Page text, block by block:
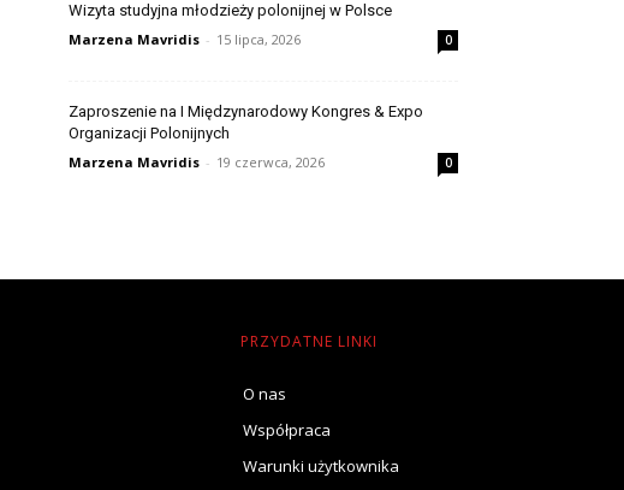
Wizyta studyjna młodzieży polonijnej w Polsce
Marzena Mavridis - 15 lipca, 2026 0
Zaproszenie na I Międzynarodowy Kongres & Expo
Organizacji Polonijnych
Marzena Mavridis - 19 czerwca, 2026 0
PRZYDATNE LINKI
O nas
Współpraca
Warunki użytkownika